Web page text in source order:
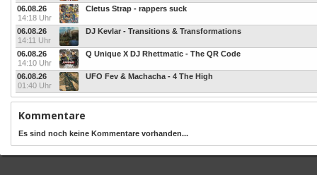
06.08.26
14:18 Uhr
Cletus Strap - rappers suck
06.08.26
14:11 Uhr
DJ Kevlar - Transitions & Transformations
06.08.26
14:10 Uhr
Q Unique X DJ Rhettmatic - The QR Code
06.08.26
01:40 Uhr
UFO Fev & Machacha - 4 The High
Kommentare
Es sind noch keine Kommentare vorhanden...